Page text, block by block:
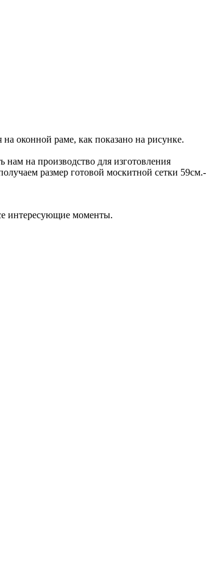
оконной раме, как показано на рисунке.
на производство для изготовления
размер готовой москитной сетки
интересующие моменты.